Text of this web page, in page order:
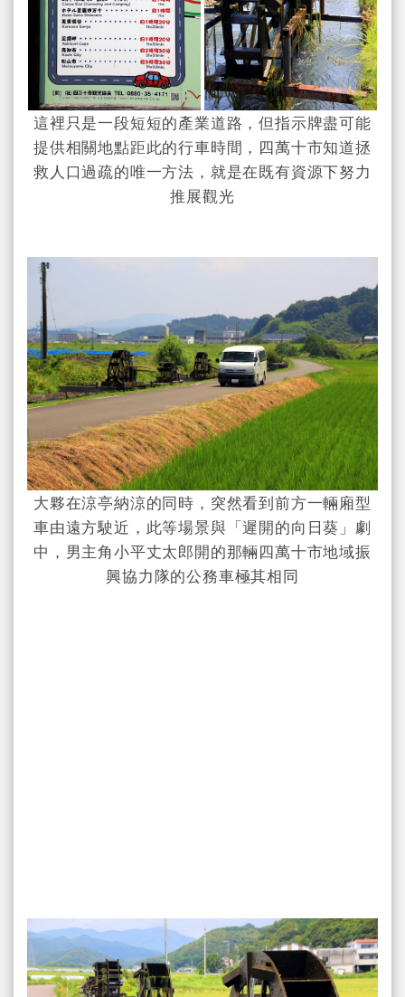
這裡只是一段短短的產業道路，但指示牌盡可能
提供相關地點距此的行車時間，四萬十市知道拯
救人口過疏的唯一方法，就是在既有資源下努力
推展觀光
大夥在涼亭納涼的同時，突然看到前方一輛廂型
車由遠方駛近，此等場景與「遲開的向日葵」劇
中，男主角小平丈太郎開的那輛四萬十市地域振
興協力隊的公務車極其相同